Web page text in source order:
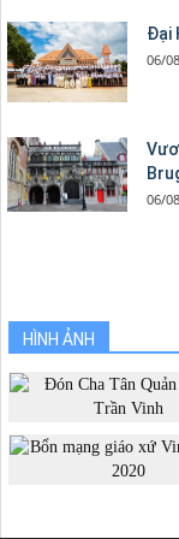
Đại
06/
06/
HÌNH ẢNH